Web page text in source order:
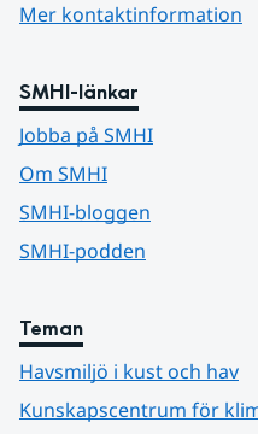
Mer kontaktinformation
SMHI-länkar
Jobba på SMHI
Om SMHI
SMHI-bloggen
SMHI-podden
Teman
Havsmiljö i kust och hav
Kunskapscentrum för